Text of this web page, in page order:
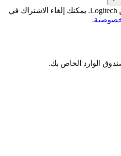
أريد تسويقًا مخصصًا من Logitech. يمكنك إلغاء الاشتراك في
الوارد الخاص بك.